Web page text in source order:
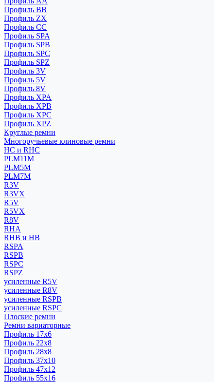
Профиль BB
Профиль ZX
Профиль CC
Профиль SPA
Профиль SPB
Профиль SPC
Профиль SPZ
Профиль 3V
Профиль 5V
Профиль 8V
Профиль XPA
Профиль XPB
Профиль XPC
Профиль XPZ
Круглые ремни
Многоручьевые клиновые ремни
HC и RHC
PLM11M
PLM5M
PLM7M
R3V
R3VX
R5V
R5VX
R8V
RHA
RHB и HB
RSPA
RSPB
RSPC
RSPZ
усиленные R5V
усиленные R8V
усиленные RSPB
усиленные RSPC
Плоские ремни
Ремни вариаторные
Профиль 17x6
Профиль 22x8
Профиль 28x8
Профиль 37x10
Профиль 47x12
Профиль 55x16